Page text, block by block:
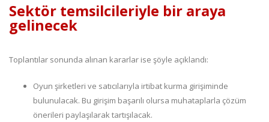
Sektör temsilcileriyle bir araya
gelinecek
Toplantılar sonunda alınan kararlar ise şöyle açıklandı:
Oyun şirketleri ve satıcılarıyla irtibat kurma girişiminde
bulunulacak. Bu girişim başarılı olursa muhataplarla çözüm
önerileri paylaşılarak tartışılacak.